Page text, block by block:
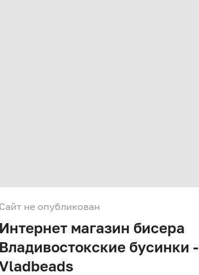
Сайт не опубликован
Интернет магазин бисера
Владивостокские бусинки -